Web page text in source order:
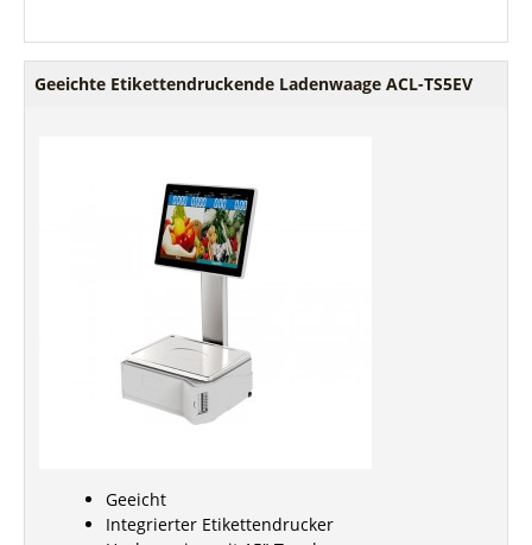
Geeichte Etikettendruckende Ladenwaage ACL-TS5EV
Geeicht
Integrierter Etikettendrucker